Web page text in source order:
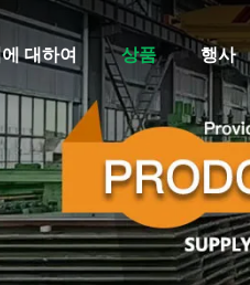
대하여 상품 행사